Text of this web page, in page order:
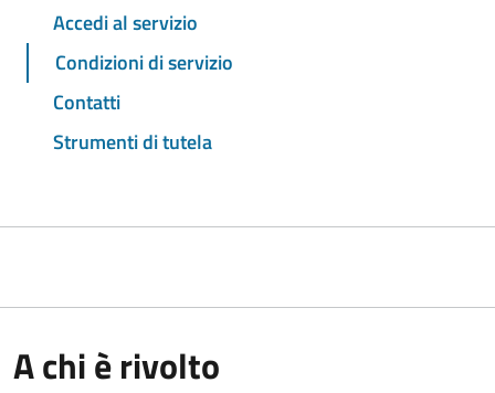
Accedi al servizio
Condizioni di servizio
Contatti
Strumenti di tutela
A chi è rivolto